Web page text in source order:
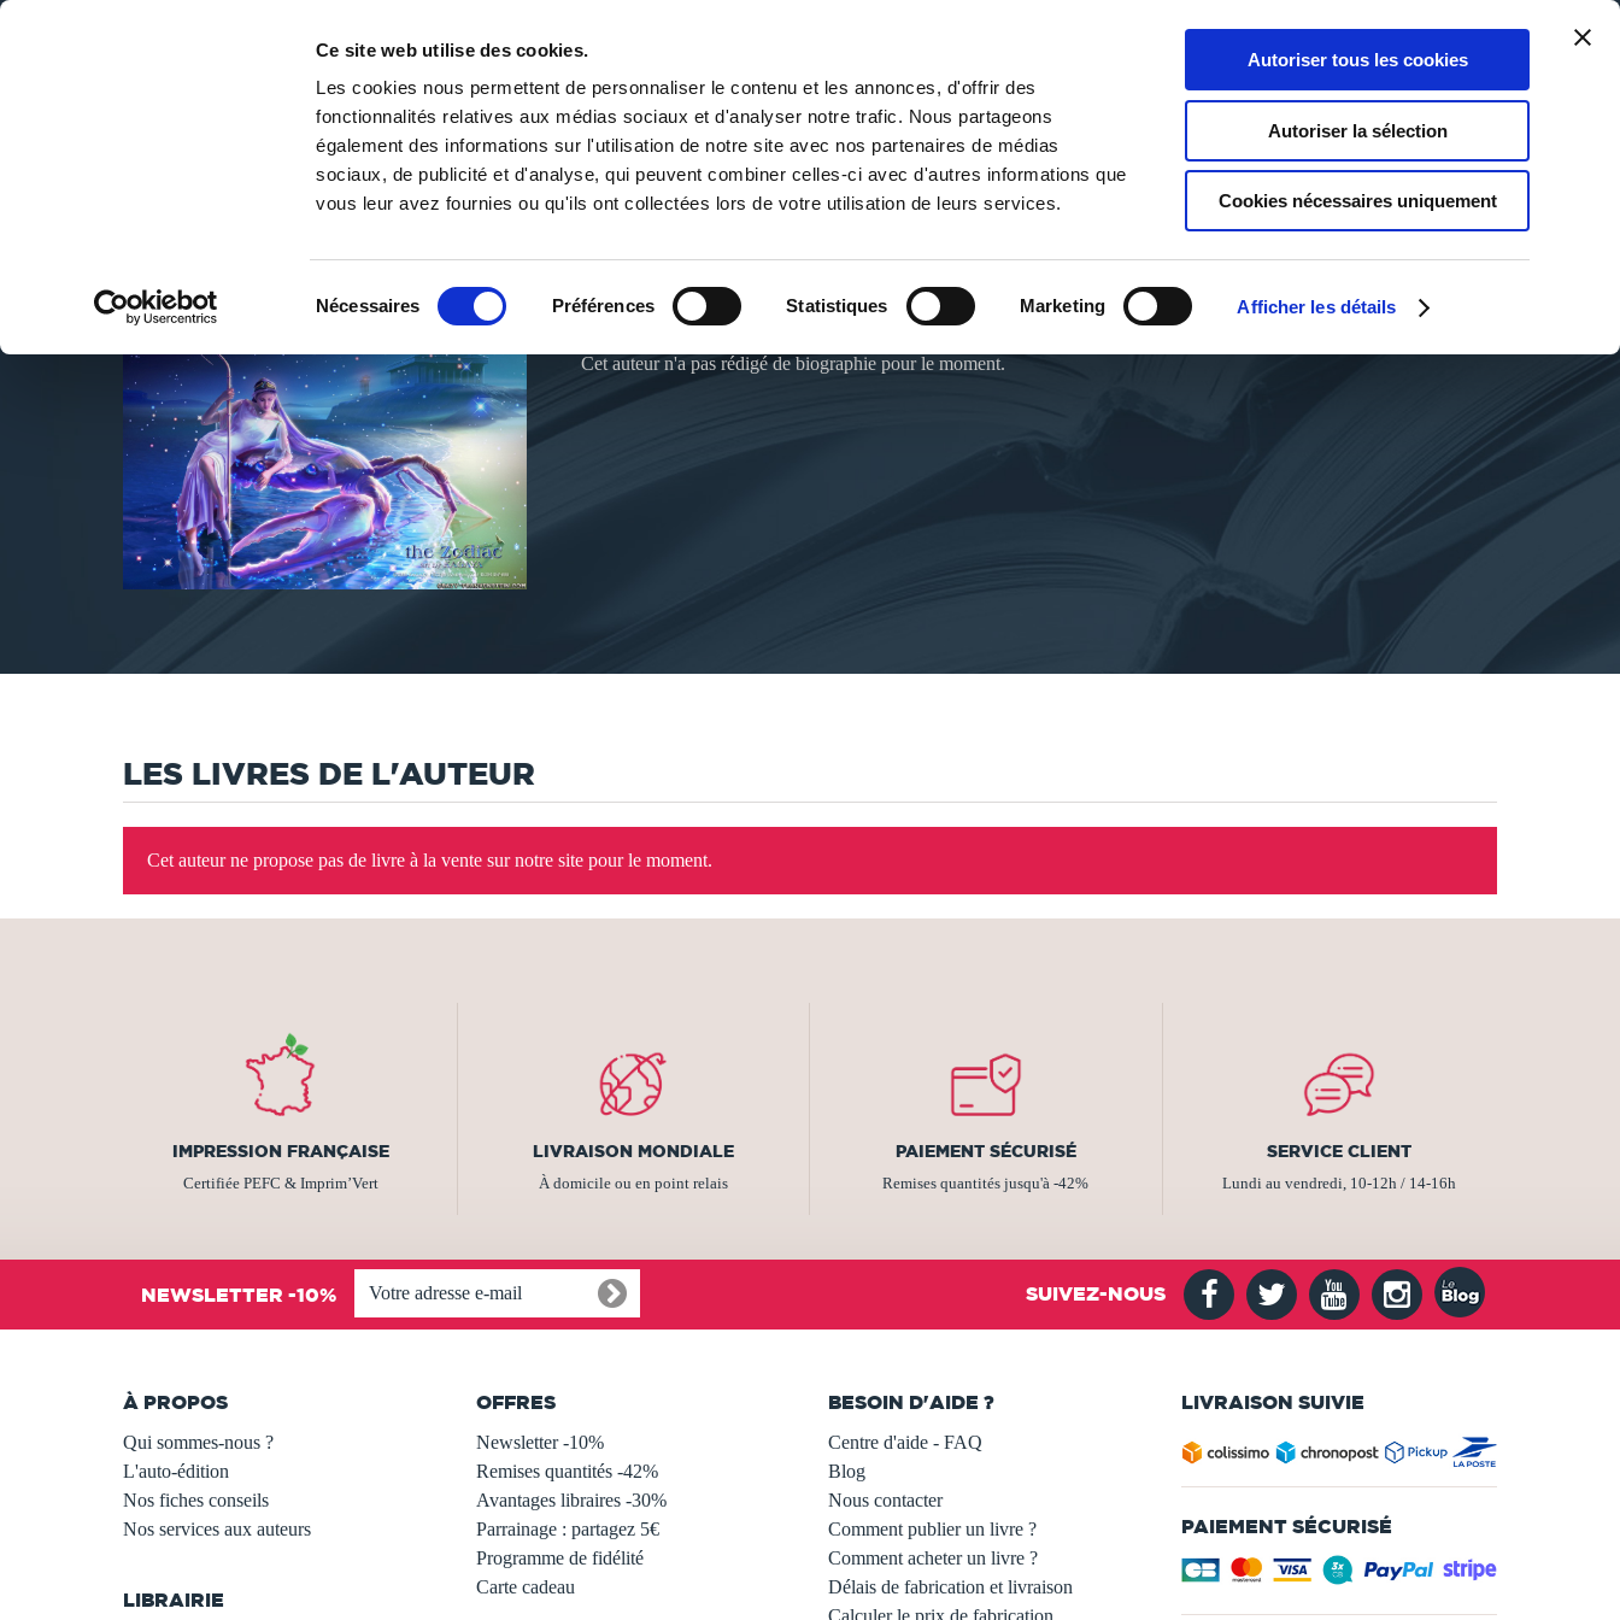
Ce site web utilise des cookies.
Les cookies nous permettent de personnaliser le contenu et les annonces, d'offrir des
fonctionnalités relatives aux médias sociaux et d'analyser notre trafic. Nous partageons
également des informations sur l'utilisation de notre site avec nos partenaires de médias
sociaux, de publicité et d'analyse, qui peuvent combiner celles-ci avec d'autres informations que
vous leur avez fournies ou qu'ils ont collectées lors de votre utilisation de leurs services.
Nécessaires Préférences Statistiques Marketing Afficher les détails
Autoriser tous les cookies
Autoriser la sélection
Cookies nécessaires uniquement
DE LA PAGE BLANCHE... AU BEST SELLER
0
Panier
0
Ma liste
Connexion
PUBLIER UN LIVRE LIBRAIRIE
TEDDY DO
Cet auteur n'a pas rédigé de biographie pour le moment.
LES LIVRES DE L'AUTEUR
Cet auteur ne propose pas de livre à la vente sur notre site pour le moment.
IMPRESSION FRANÇAISE
Certifiée PEFC & Imprim’Vert
LIVRAISON MONDIALE
À domicile ou en point relais
PAIEMENT SÉCURISÉ
Remises quantités jusqu'à -42%
SERVICE CLIENT
Lundi au vendredi, 10-12h / 14-16h
NEWSLETTER -10% SUIVEZ-NOUS
À PROPOS
Qui sommes-nous ?
L'auto-édition
Nos fiches conseils
Nos services aux auteurs
LIBRAIRIE
OFFRES
Newsletter -10%
Remises quantités -42%
Avantages libraires -30%
Parrainage : partagez 5€
Programme de fidélité
Carte cadeau
BESOIN D'AIDE ?
Centre d'aide - FAQ
Blog
Nous contacter
Comment publier un livre ?
Comment acheter un livre ?
Délais de fabrication et livraison
LIVRAISON SUIVIE
PAIEMENT SÉCURISÉ